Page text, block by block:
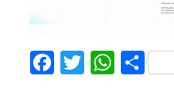
FacebookTwitterWhatsApp
Share